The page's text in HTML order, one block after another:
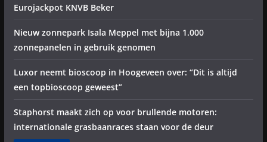
Eurojackpot KNVB Beker
Nieuw zonnepark Isala Meppel met bijna 1.000
zonnepanelen in gebruik genomen
Luxor neemt bioscoop in Hoogeveen over: “Dit is altijd
een topbioscoop geweest”
Staphorst maakt zich op voor brullende motoren:
internationale grasbaanraces staan voor de deur